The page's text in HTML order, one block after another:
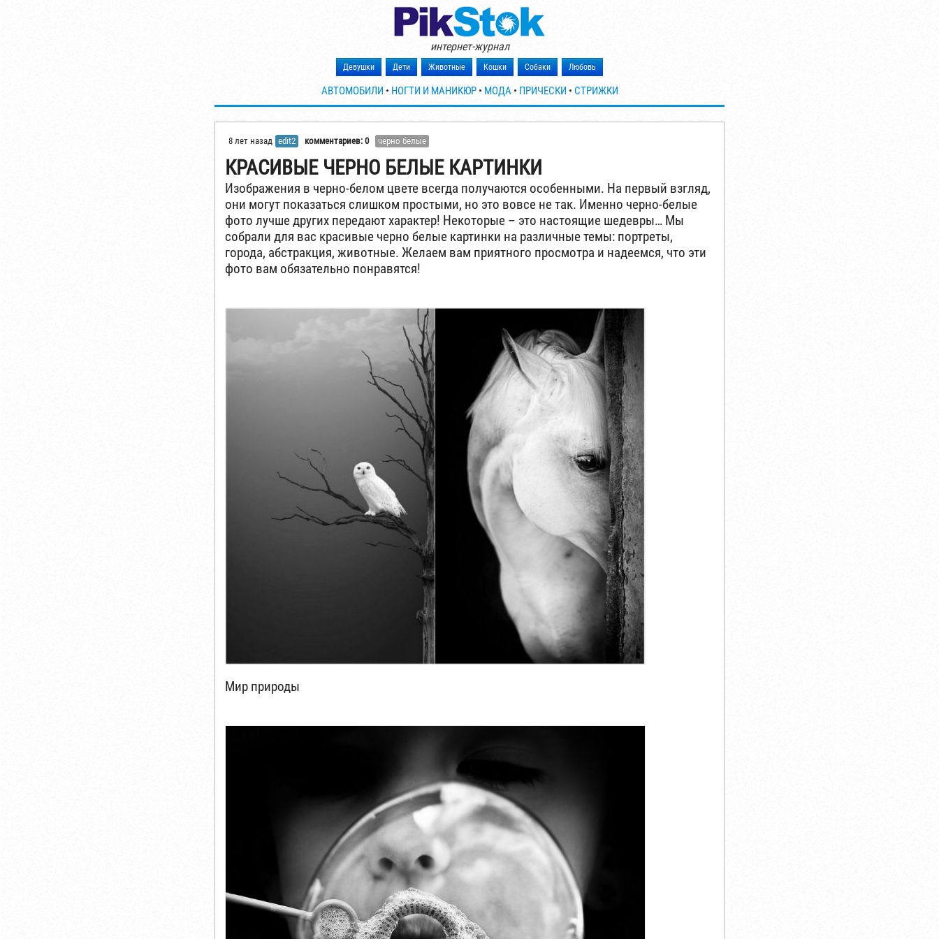
интернет-журнал
Девушки Дети Животные Кошки Собаки Любовь
АВТОМОБИЛИ • НОГТИ И МАНИКЮР• МОДА • ПРИЧЕСКИ • СТРИЖКИ
8 лет назад edit2 комментариев: 0 черно белые
КРАСИВЫЕ ЧЕРНО БЕЛЫЕ КАРТИНКИ
Изображения в черно-белом цвете всегда получаются особенными. На первый взгляд,
они могут показаться слишком простыми, но это вовсе не так. Именно черно-белые
фото лучше других передают характер! Некоторые – это настоящие шедевры… Мы
собрали для вас красивые черно белые картинки на различные темы: портреты,
города, абстракция, животные. Желаем вам приятного просмотра и надеемся, что эти
фото вам обязательно понравятся!
Мир природы